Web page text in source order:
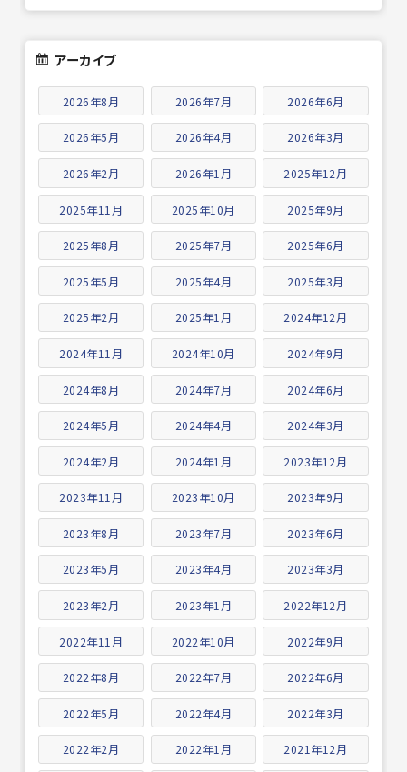
アーカイブ
2026年8月 2026年7月 2026年6月
2026年5月 2026年4月 2026年3月
2026年2月 2026年1月 2025年12月
2025年11月 2025年10月 2025年9月
2025年8月 2025年7月 2025年6月
2025年5月 2025年4月 2025年3月
2025年2月 2025年1月 2024年12月
2024年11月 2024年10月 2024年9月
2024年8月 2024年7月 2024年6月
2024年5月 2024年4月 2024年3月
2024年2月 2024年1月 2023年12月
2023年11月 2023年10月 2023年9月
2023年8月 2023年7月 2023年6月
2023年5月 2023年4月 2023年3月
2023年2月 2023年1月 2022年12月
2022年11月 2022年10月 2022年9月
2022年8月 2022年7月 2022年6月
2022年5月 2022年4月 2022年3月
2022年2月 2022年1月 2021年12月